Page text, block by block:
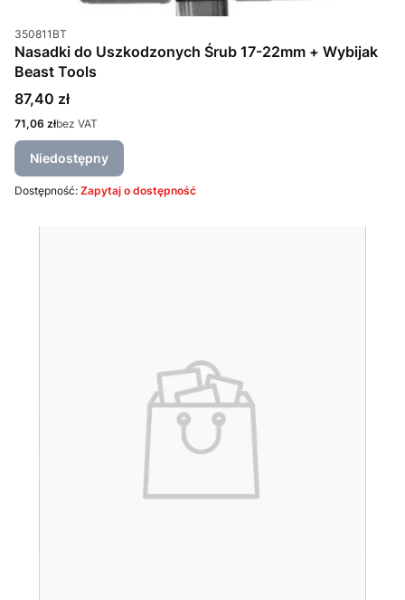
Kod produktu
350811BT
Nasadki do Uszkodzonych Śrub 17-22mm + Wybijak
Beast Tools
Cena
87,40 zł
Cena
71,06 złbez VAT
Niedostępny
Dostępność: Zapytaj o dostępność